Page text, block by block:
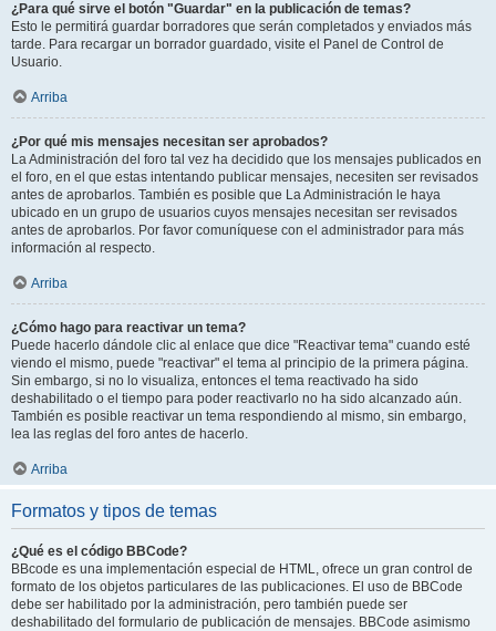
¿Para qué sirve el botón "Guardar" en la publicación de temas?
Esto le permitirá guardar borradores que serán completados y enviados más
tarde. Para recargar un borrador guardado, visite el Panel de Control de
Usuario.
Arriba
¿Por qué mis mensajes necesitan ser aprobados?
La Administración del foro tal vez ha decidido que los mensajes publicados en
el foro, en el que estas intentando publicar mensajes, necesiten ser revisados
antes de aprobarlos. También es posible que La Administración le haya
ubicado en un grupo de usuarios cuyos mensajes necesitan ser revisados
antes de aprobarlos. Por favor comuníquese con el administrador para más
información al respecto.
Arriba
¿Cómo hago para reactivar un tema?
Puede hacerlo dándole clic al enlace que dice "Reactivar tema" cuando esté
viendo el mismo, puede "reactivar" el tema al principio de la primera página.
Sin embargo, si no lo visualiza, entonces el tema reactivado ha sido
deshabilitado o el tiempo para poder reactivarlo no ha sido alcanzado aún.
También es posible reactivar un tema respondiendo al mismo, sin embargo,
lea las reglas del foro antes de hacerlo.
Arriba
Formatos y tipos de temas
¿Qué es el código BBCode?
BBcode es una implementación especial de HTML, ofrece un gran control de
formato de los objetos particulares de las publicaciones. El uso de BBCode
debe ser habilitado por la administración, pero también puede ser
deshabilitado del formulario de publicación de mensajes. BBCode asimismo